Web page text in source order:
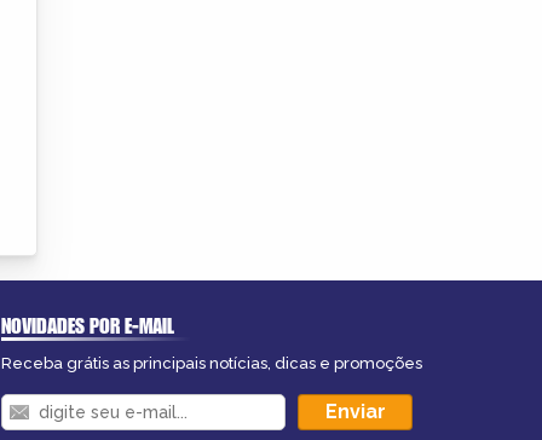
NOVIDADES POR E-MAIL
Receba grátis as principais notícias, dicas e promoções